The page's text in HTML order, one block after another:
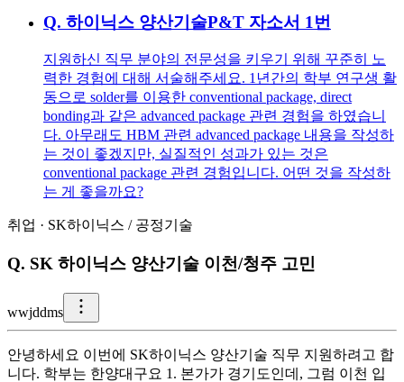
Q. 하이닉스 양산기술P&T 자소서 1번
지원하신 직무 분야의 전문성을 키우기 위해 꾸준히 노
력한 경험에 대해 서술해주세요. 1년간의 학부 연구생 활
동으로 solder를 이용한 conventional package, direct
bonding과 같은 advanced package 관련 경험을 하였습니
다. 아무래도 HBM 관련 advanced package 내용을 작성하
는 것이 좋겠지만, 실질적인 성과가 있는 것은
conventional package 관련 경험입니다. 어떤 것을 작성하
는 게 좋을까요?
취업 · SK하이닉스 / 공정기술
Q. SK 하이닉스 양산기술 이천/청주 고민
wwjddms
안녕하세요 이번에 SK하이닉스 양산기술 직무 지원하려고 합
니다. 학부는 한양대구요 1. 본가가 경기도인데, 그럼 이천 입